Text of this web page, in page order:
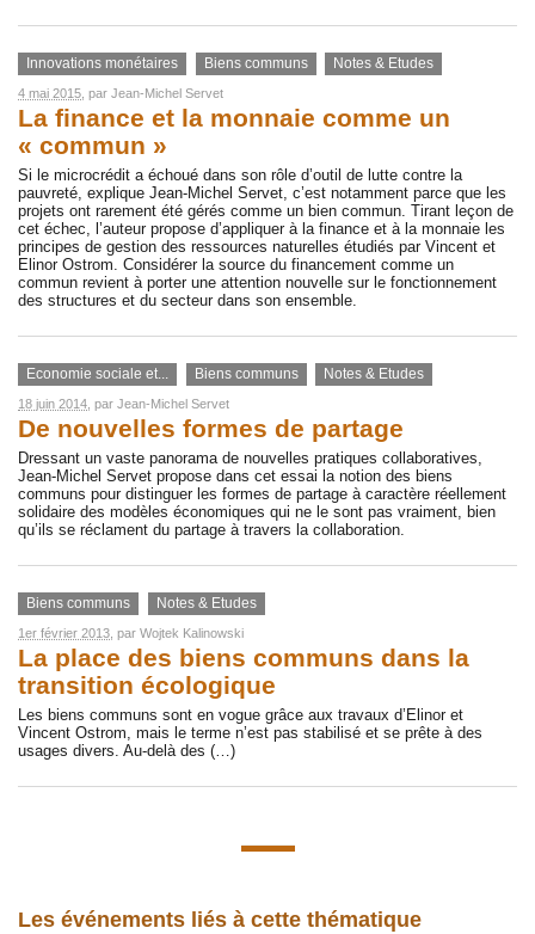
Innovations monétaires Biens communs Notes & Etudes
4 mai 2015 , par Jean-Michel Servet
La finance et la monnaie comme un
« commun »
Si le microcrédit a échoué dans son rôle d’outil de lutte contre la
pauvreté, explique Jean-Michel Servet, c’est notamment parce que les
projets ont rarement été gérés comme un bien commun. Tirant leçon de
cet échec, l’auteur propose d’appliquer à la finance et à la monnaie les
principes de gestion des ressources naturelles étudiés par Vincent et
Elinor Ostrom. Considérer la source du financement comme un
commun revient à porter une attention nouvelle sur le fonctionnement
des structures et du secteur dans son ensemble.
Economie sociale et... Biens communs Notes & Etudes
18 juin 2014 , par Jean-Michel Servet
De nouvelles formes de partage
Dressant un vaste panorama de nouvelles pratiques collaboratives,
Jean-Michel Servet propose dans cet essai la notion des biens
communs pour distinguer les formes de partage à caractère réellement
solidaire des modèles économiques qui ne le sont pas vraiment, bien
qu’ils se réclament du partage à travers la collaboration.
Biens communs Notes & Etudes
1er février 2013, par Wojtek Kalinowski
La place des biens communs dans la
transition écologique
Les biens communs sont en vogue grâce aux travaux d’Elinor et
Vincent Ostrom, mais le terme n’est pas stabilisé et se prête à des
usages divers. Au-delà des (…)
Les événements liés à cette thématique